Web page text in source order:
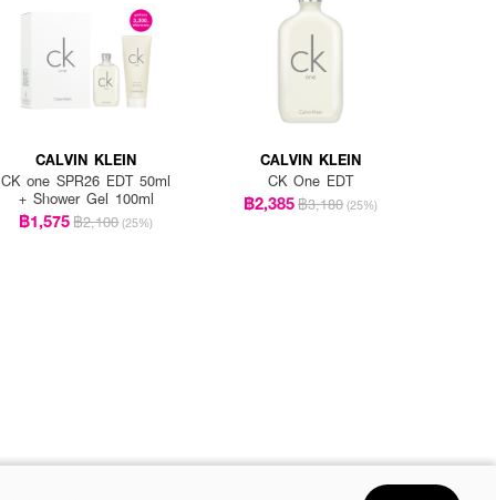
CALVIN KLEIN
CK one SPR26 EDT 50ml
+ Shower Gel 100ml
฿1,575฿2,100 (25%)
CALVIN KLEIN
CK One EDT
฿2,385฿3,180 (25%)